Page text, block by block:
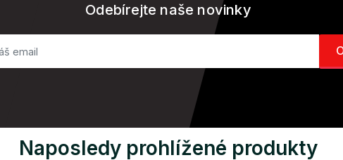
Odebírejte naše novinky
Naposledy prohlížené produkty